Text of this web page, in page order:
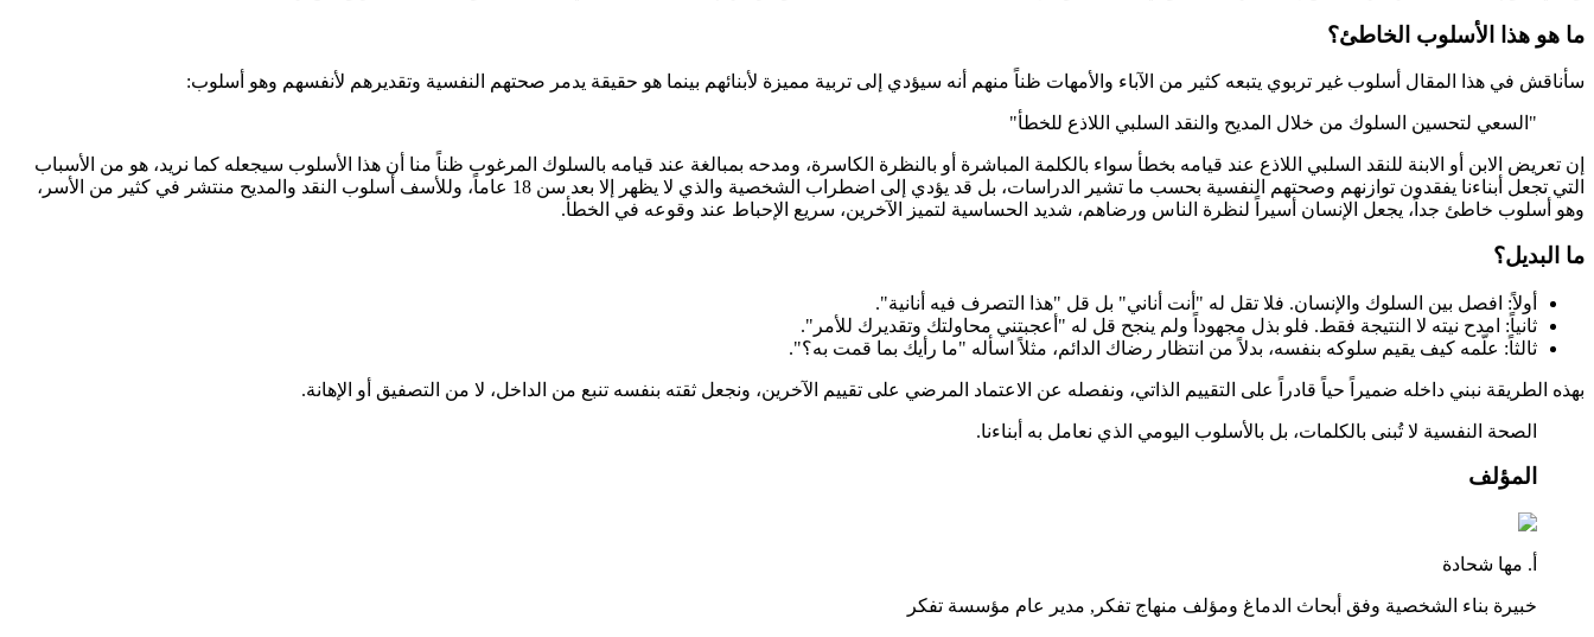
ما هو هذا الأسلوب الخاطئ؟
سأناقش في هذا المقال أسلوب غير تربوي يتبعه كثير من الآباء والأمهات ظناً منهم أنه سيؤدي إلى تربية مميزة لأبنائهم بينما هو حقيقة يدمر صحتهم النفسية وتقديرهم لأنفسهم وهو أسلوب:
"السعي لتحسين السلوك من خلال المديح والنقد السلبي اللاذع للخطأ"
إن تعريض الابن أو الابنة للنقد السلبي اللاذع عند قيامه بخطأ سواء بالكلمة المباشرة أو بالنظرة الكاسرة، ومدحه بمبالغة عند قيامه بالسلوك المرغوب ظناً منا أن هذا الأسلوب سيجعله كما نريد، هو من الأسباب
التي تجعل أبناءنا يفقدون توازنهم وصحتهم النفسية بحسب ما تشير الدراسات، بل قد يؤدي إلى اضطراب الشخصية والذي لا يظهر إلا بعد سن 18 عاماً، وللأسف أسلوب النقد والمديح منتشر في كثير من الأسر،
وهو أسلوب خاطئ جداً، يجعل الإنسان أسيراً لنظرة الناس ورضاهم، شديد الحساسية لتميز الآخرين، سريع الإحباط عند وقوعه في الخطأ.
ما البديل؟
أولاً: افصل بين السلوك والإنسان. فلا تقل له "أنت أناني" بل قل "هذا التصرف فيه أنانية".
ثانياً: امدح نيته لا النتيجة فقط. فلو بذل مجهوداً ولم ينجح قل له "أعجبتني محاولتك وتقديرك للأمر".
ثالثاً: علّمه كيف يقيم سلوكه بنفسه، بدلاً من انتظار رضاك الدائم، مثلاً اسأله "ما رأيك بما قمت به؟".
بهذه الطريقة نبني داخله ضميراً حياً قادراً على التقييم الذاتي، ونفصله عن الاعتماد المرضي على تقييم الآخرين، ونجعل ثقته بنفسه تنبع من الداخل، لا من التصفيق أو الإهانة.
الصحة النفسية لا تُبنى بالكلمات، بل بالأسلوب اليومي الذي نعامل به أبناءنا.
المؤلف
أ. مها شحادة
خبيرة بناء الشخصية وفق أبحاث الدماغ ومؤلف منهاج تفكر, مدير عام مؤسسة تفكر